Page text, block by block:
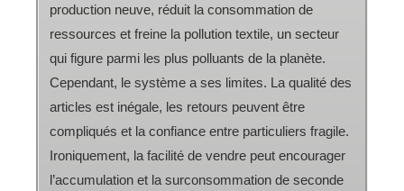
production neuve, réduit la consommation de
ressources et freine la pollution textile, un secteur
qui figure parmi les plus polluants de la planète.
Cependant, le système a ses limites. La qualité des
articles est inégale, les retours peuvent être
compliqués et la confiance entre particuliers fragile.
Ironiquement, la facilité de vendre peut encourager
l’accumulation et la surconsommation de seconde